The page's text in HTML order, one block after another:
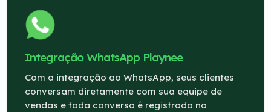
Integração WhatsApp Playnee
Com a integração ao WhatsApp, seus clientes
conversam diretamente com sua equipe de
vendas e toda conversa é registrada no